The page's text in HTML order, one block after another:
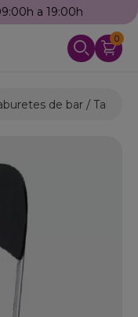
a 19:00h
0
de bar